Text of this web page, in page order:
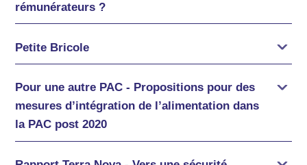
rémunérateurs ?
Petite Bricole
Pour une autre PAC - Propositions pour des
mesures d’intégration de l’alimentation dans
la PAC post 2020